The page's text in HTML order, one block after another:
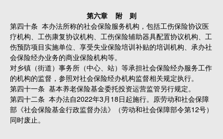
第六章 附 则
第四十条 本办法所称的社会保险服务机构，包括工伤保险协议医
疗机构、工伤康复协议机构、工伤保险辅助器具配置协议机构、工
伤预防项目实施单位、享受失业保险培训补贴的培训机构、承办社
会保险经办业务的商业保险机构等。
对乡镇（街道）事务所（中心、站）等承担社会保险经办服务工作
的机构的监督，参照对社会保险经办机构监督相关规定执行。
第四十一条 基本养老保险基金委托投资运营监管另行规定。
第四十二条 本办法自2022年3月18日起施行。原劳动和社会保障
部《社会保险基金行政监督办法》（劳动和社会保障部令第12号）
同时废止。